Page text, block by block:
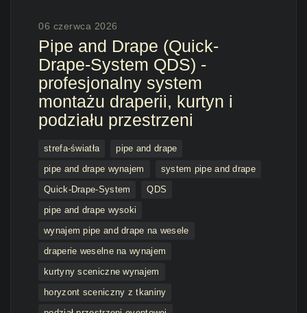
06 czerwca 2026
Pipe and Drape (Quick-
Drape-System QDS) -
profesjonalny system
montażu draperii, kurtyn i
podziału przestrzeni
strefa-światła
pipe and drape
pipe and drape wynajem
system pipe and drape
Quick-Drape-System
QDS
pipe and drape wysoki
wynajem pipe and drape na wesele
draperie weselne na wynajem
kurtyny sceniczne wynajem
horyzont sceniczny z tkaniny